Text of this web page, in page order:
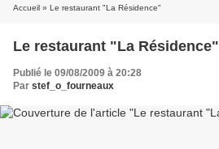
Accueil » Le restaurant "La Résidence"
Le restaurant "La Résidence"
Publié le 09/08/2009 à 20:28
Par stef_o_fourneaux